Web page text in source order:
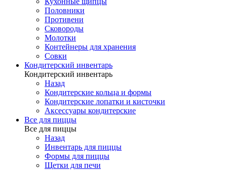
Половники
Противени
Сковороды
Молотки
Контейнеры для хранения
Совки
Кондитерский инвентарь
Кондитерский инвентарь
Назад
Кондитерские кольца и формы
Кондитерские лопатки и кисточки
Аксессуары кондитерские
Все для пиццы
Все для пиццы
Назад
Инвентарь для пиццы
Формы для пиццы
Щетки для печи